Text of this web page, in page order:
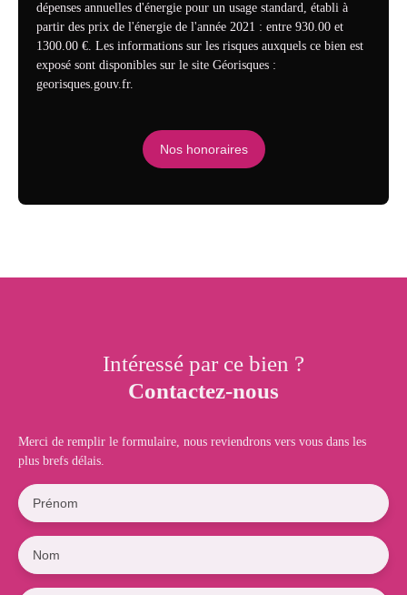
dépenses annuelles d'énergie pour un usage standard, établi à
partir des prix de l'énergie de l'année 2021 : entre 930.00 et
1300.00 €. Les informations sur les risques auxquels ce bien est
exposé sont disponibles sur le site Géorisques :
georisques.gouv.fr.
Nos honoraires
Intéressé par ce bien ?
Contactez-nous
Merci de remplir le formulaire, nous reviendrons vers vous dans les
plus brefs délais.
Prénom
Nom